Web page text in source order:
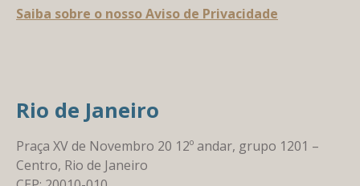
Saiba sobre o nosso Aviso de Privacidade
Rio de Janeiro
Praça XV de Novembro 20 12º andar, grupo 1201 –
Centro, Rio de Janeiro